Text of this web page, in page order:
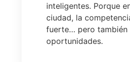
inteligentes. Porque
ciudad, la
fuerte… pero también
oportunidades.